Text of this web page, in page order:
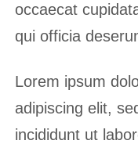
occaecat
qui officia
Lorem ipsum
adipiscing elit,
incididunt ut